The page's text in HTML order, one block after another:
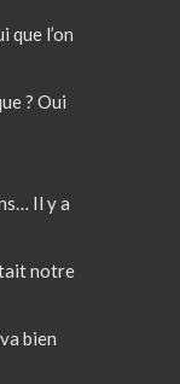
que l’on
? Oui
Il y a
notre
bien